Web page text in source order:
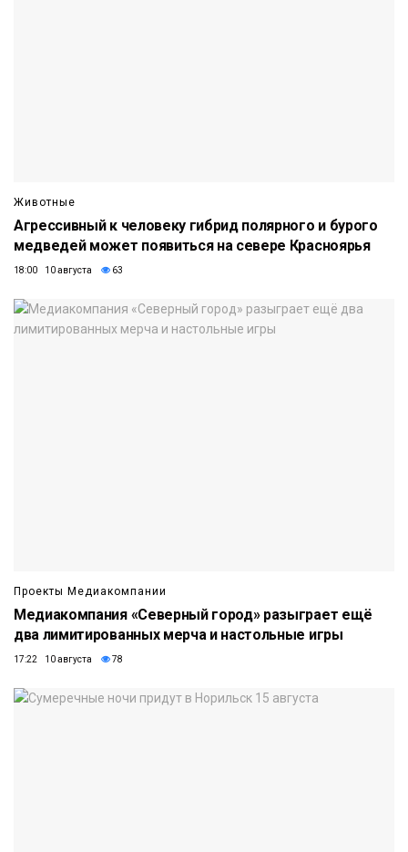
Животные
Агрессивный к человеку гибрид полярного и бурого
медведей может появиться на севере Красноярья
18:00 10 августа 63
Проекты Медиакомпании
Медиакомпания «Северный город» разыграет ещё
два лимитированных мерча и настольные игры
17:22 10 августа 78